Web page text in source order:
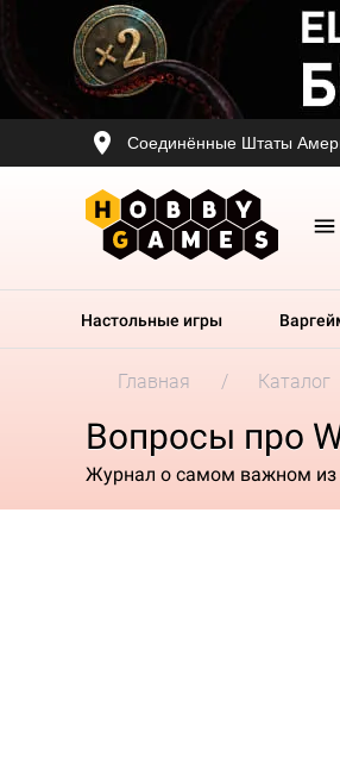
Соединённые Штаты
Настольные игры
Главная Каталог
Вопросы про
Журнал о самом важном